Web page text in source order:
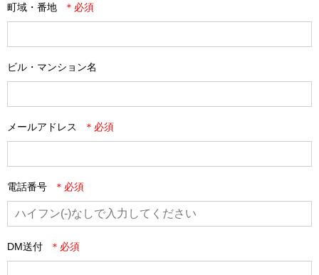
町域・番地
ビル・マンション名
メールアドレス
電話番号
DM送付